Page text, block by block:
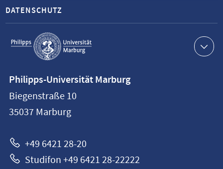
Service-
Navigation
DATENSCHUTZ
Philipps-
Universität
Marburg
Philipps-Universität Marburg
Biegenstraße 10
35037 Marburg
+49 6421 28-20
Studifon +49 6421 28-22222